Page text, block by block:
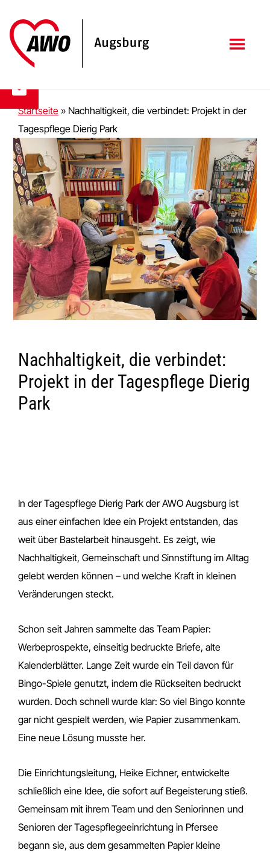
Inhalt
springen
Fußzeile
springen
Startseite » Nachhaltigkeit, die verbindet: Projekt in der
Tagespflege Dierig Park
Nachhaltigkeit, die verbindet:
Projekt in der Tagespflege Dierig
Park
In der Tagespflege Dierig Park der AWO Augsburg ist
aus einer einfachen Idee ein Projekt entstanden, das
weit über Bastelarbeit hinausgeht. Es zeigt, wie
Nachhaltigkeit, Gemeinschaft und Sinnstiftung im Alltag
gelebt werden können – und welche Kraft in kleinen
Veränderungen steckt.
Schon seit Jahren sammelte das Team Papier:
Werbeprospekte, einseitig bedruckte Briefe, alte
Kalenderblätter. Lange Zeit wurde ein Teil davon für
Bingo-Spiele genutzt, indem die Rückseiten bedruckt
wurden. Doch schnell wurde klar: So viel Bingo konnte
gar nicht gespielt werden, wie Papier zusammenkam.
Eine neue Lösung musste her.
Die Einrichtungsleitung, Heike Eichner, entwickelte
schließlich eine Idee, die sofort auf Begeisterung stieß.
Gemeinsam mit ihrem Team und den Seniorinnen und
Senioren der Tagespflegeeinrichtung in Pfersee
begann sie, aus dem gesammelten Papier kleine